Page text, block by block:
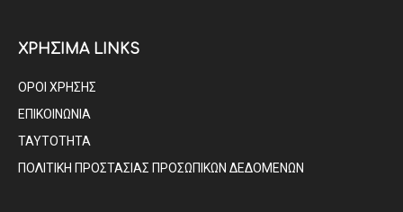
ΧΡΗΣΙΜΑ LINKS
ΟΡΟΙ ΧΡΗΣΗΣ
ΕΠΙΚΟΙΝΩΝΙΑ
ΤΑΥΤΟΤΗΤΑ
ΠΟΛΙΤΙΚΗ ΠΡΟΣΤΑΣΙΑΣ ΠΡΟΣΩΠΙΚΩΝ ΔΕΔΟΜΕΝΩΝ